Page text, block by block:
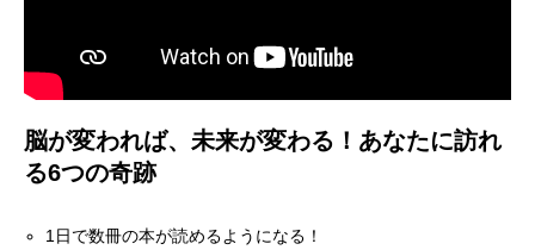
脳が変われば、未来が変わる！あなたに訪れ
る6つの奇跡
1日で数冊の本が読めるようになる！